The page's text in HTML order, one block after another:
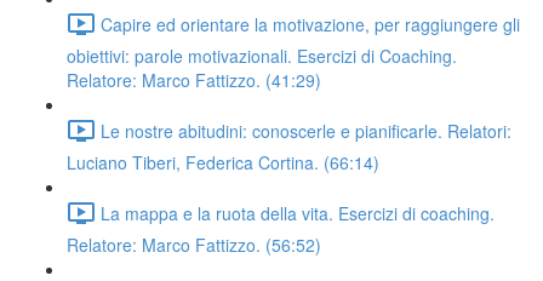
Capire ed orientare la motivazione, per raggiungere gli
obiettivi: parole motivazionali. Esercizi di Coaching.
Relatore: Marco Fattizzo. (41:29)
Le nostre abitudini: conoscerle e pianificarle. Relatori:
Luciano Tiberi, Federica Cortina. (66:14)
La mappa e la ruota della vita. Esercizi di coaching.
Relatore: Marco Fattizzo. (56:52)